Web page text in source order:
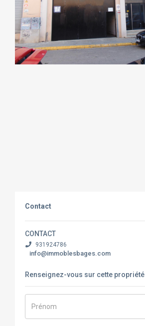
Contact
CONTACT
931924786
info@immoblesbages.com
Renseignez-vous sur cette propriété